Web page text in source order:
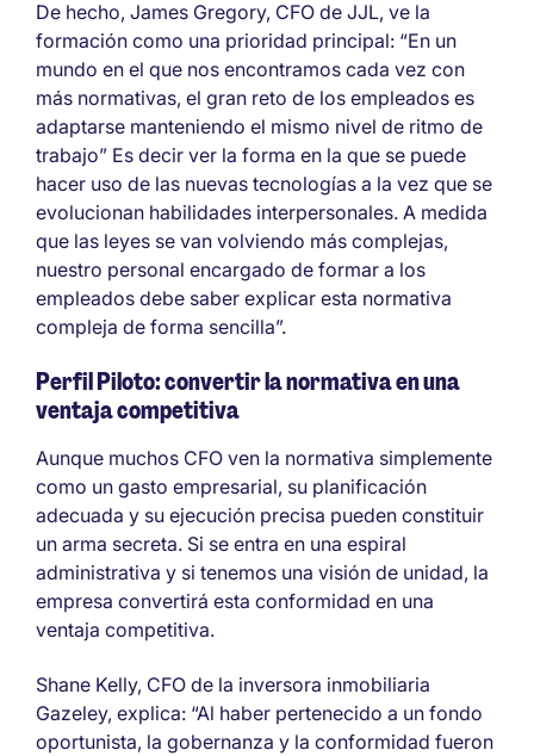
De hecho, James Gregory, CFO de JJL, ve la
formación como una prioridad principal: “En un
mundo en el que nos encontramos cada vez con
más normativas, el gran reto de los empleados es
adaptarse manteniendo el mismo nivel de ritmo de
trabajo” Es decir ver la forma en la que se puede
hacer uso de las nuevas tecnologías a la vez que se
evolucionan habilidades interpersonales. A medida
que las leyes se van volviendo más complejas,
nuestro personal encargado de formar a los
empleados debe saber explicar esta normativa
compleja de forma sencilla”.
Perfil Piloto: convertir la normativa en una
ventaja competitiva
Aunque muchos CFO ven la normativa simplemente
como un gasto empresarial, su planificación
adecuada y su ejecución precisa pueden constituir
un arma secreta. Si se entra en una espiral
administrativa y si tenemos una visión de unidad, la
empresa convertirá esta conformidad en una
ventaja competitiva.
Shane Kelly, CFO de la inversora inmobiliaria
Gazeley, explica: “Al haber pertenecido a un fondo
oportunista, la gobernanza y la conformidad fueron